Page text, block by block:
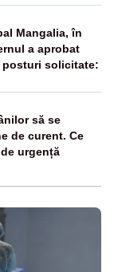
Mangalia, în
a aprobat
posturi solicitate:
să se
de curent. Ce
urgență